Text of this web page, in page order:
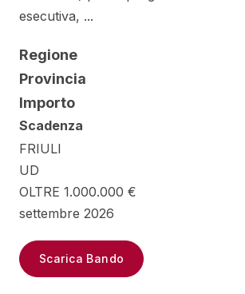
esecutiva, ...
Regione
Provincia
Importo
Scadenza
FRIULI
UD
OLTRE 1.000.000 €
settembre 2026
Scarica Bando